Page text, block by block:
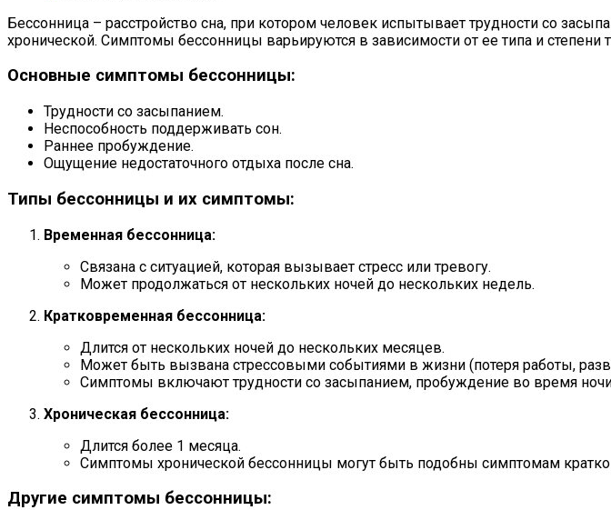
Бессонница – расстройство сна, при котором человек испытывает трудности со
хронической. Симптомы бессонницы варьируются в зависимости от ее типа и степени
Основные симптомы бессонницы:
Трудности со засыпанием.
Неспособность поддерживать сон.
Раннее пробуждение.
Ощущение недостаточного отдыха после сна.
Типы бессонницы и их симптомы:
Временная бессонница:
Связана с ситуацией, которая вызывает стресс или тревогу.
Может продолжаться от нескольких ночей до нескольких недель.
Кратковременная бессонница:
Длится от нескольких ночей до нескольких месяцев.
Может быть вызвана стрессовыми событиями в жизни (потеря работы,
Симптомы включают трудности со засыпанием, пробуждение во время
Хроническая бессонница:
Длится более 1 месяца.
Симптомы хронической бессонницы могут быть подобны симптомам
Другие симптомы бессонницы: